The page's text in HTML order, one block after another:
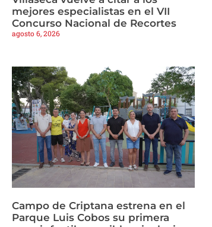
mejores especialistas en el VII
Concurso Nacional de Recortes
agosto 6, 2026
Campo de Criptana estrena en el
Parque Luis Cobos su primera